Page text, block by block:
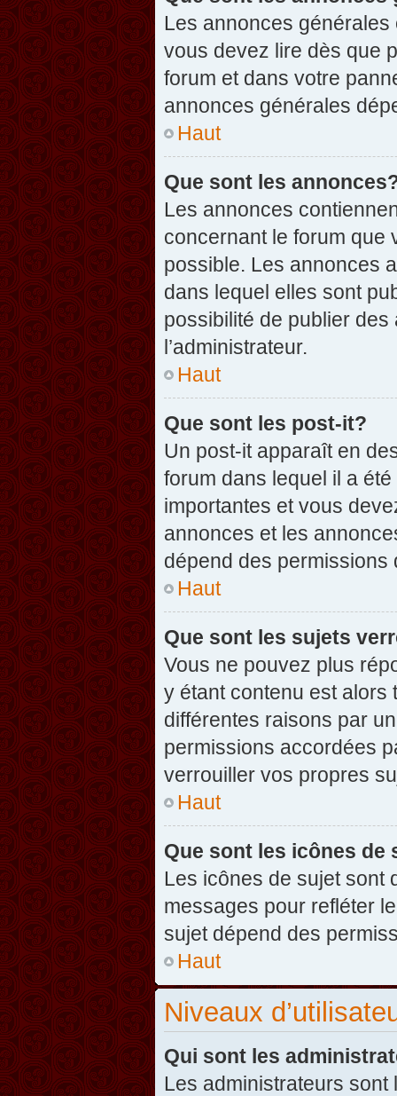
Les annonces
vous devez lire dès que
forum et dans votre
annonces générales
Haut
Que sont les
Les annonces
concernant le forum que
possible. Les annonces
dans lequel elles sont
possibilité de publier
l’administrateur.
Haut
Que sont les post-it?
Un post-it apparaît en
forum dans lequel il a
importantes et vous
annonces et les
dépend des permissions
Haut
Que sont les sujets
Vous ne pouvez plus
y étant contenu est alors
différentes raisons par
permissions accordées
verrouiller vos propres
Haut
Que sont les icônes de
Les icônes de sujet sont
messages pour refléter
sujet dépend des
Haut
Niveaux
Qui sont les
Les administrateurs